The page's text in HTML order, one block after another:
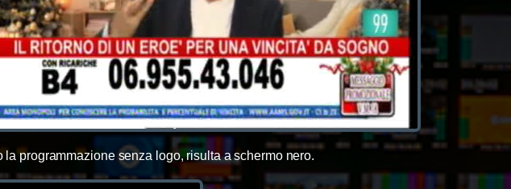
programmazione senza logo, risulta a schermo nero.